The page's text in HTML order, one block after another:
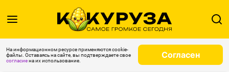
На информационном ресурсе применяются cookie-
файлы. Оставаясь на сайте, вы подтверждаете свое
согласиена их использование.
Согласен